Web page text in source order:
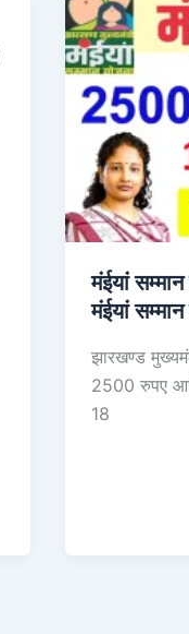
मंईयां
मंईयां
झारखण्ड
2500 रुपए
18